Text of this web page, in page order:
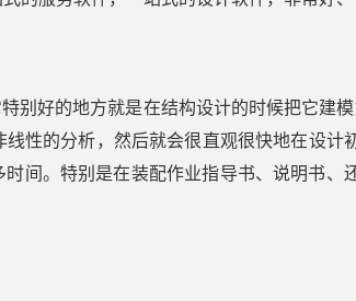
好的地方就是在结构设计的时候把它建
性的分析，然后就会很直观很快地在设
间。特别是在装配作业指导书、说明书